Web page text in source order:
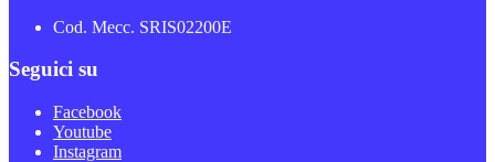
Cod. Mecc. SRIS02200E
Seguici su
Facebook
Youtube
Instagram